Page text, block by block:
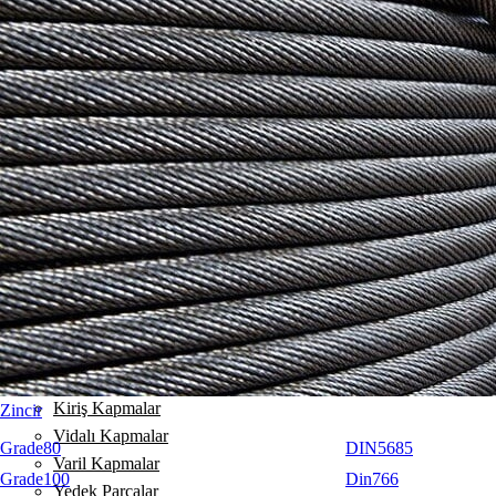
Zincir
Grade80
Grade100
DIN5685
Din766
Dikey Kapmalar
TS / TSE / STS Dikey Kaldırma Kelepçesi
TSU / TSEU / STSU Dikey Kaldırma Kelepçesi
TJP / TJPU Dikey Kaldırma Kelepçesi
HARDOX plaka kaldırma kelepçesi (55HrC)
TS-R Paslanmaz Dikey Kaldırma kelepçesi
TSEU-A Dikey Kaldırma
TSHP / TSHP-A Dikey Kaldırma Kelepçesi
TSMP / TSEMP / STSMP Dikey Kaldırma Kelepçesi
TSHPU Dikey Kaldırma Kelepçesi
TCK Dikey kaldırma
Yatay Kapmalar
Boru Kapmalar
İz Yapmayan Kapmalar
Kiriş Kapmalar
Vidalı Kapmalar
Varil Kapmalar
Yedek Parçalar